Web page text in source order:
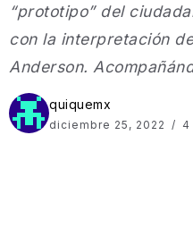
“prototipo” del
con la interpretación
Anderson.
quiquemx
diciembre 25, 2022 4